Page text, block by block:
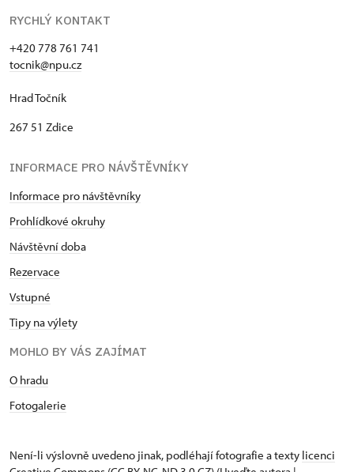
RYCHLÝ KONTAKT
+420 778 761 741
tocnik@npu.cz
Hrad Točník
267 51 Zdice
INFORMACE PRO NÁVŠTĚVNÍKY
Informace pro návštěvníky
Prohlídkové okruhy
Návštěvní doba
Rezervace
Vstupné
Tipy na výlety
MOHLO BY VÁS ZAJÍMAT
O hradu
Fotogalerie
Není-li výslovně uvedeno jinak, podléhají fotografie a texty licenci